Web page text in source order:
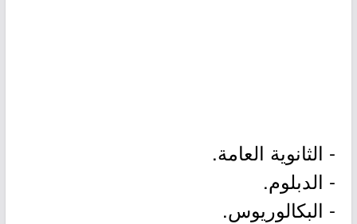
- الثانوية العامة.
- الدبلوم.
- البكالوريوس.